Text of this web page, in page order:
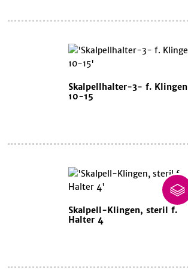
Skalpellhalter-3- f. Klingen
10-15
Skalpell-Klingen, steril f.
Halter 4